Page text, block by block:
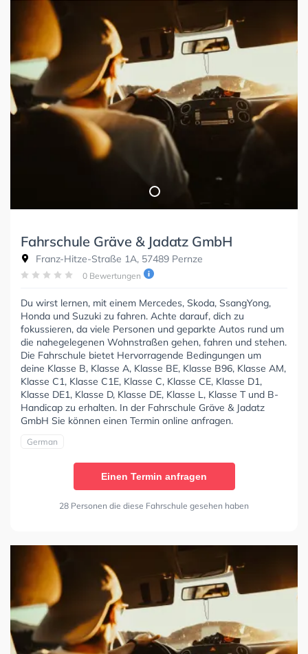
Fahrschule Gräve & Jadatz GmbH
Franz-Hitze-Straße 1A, 57489 Pernze
0 Bewertungen
Du wirst lernen, mit einem Mercedes, Skoda, SsangYong,
Honda und Suzuki zu fahren. Achte darauf, dich zu
fokussieren, da viele Personen und geparkte Autos rund um
die nahegelegenen Wohnstraßen gehen, fahren und stehen.
Die Fahrschule bietet Hervorragende Bedingungen um
deine Klasse B, Klasse A, Klasse BE, Klasse B96, Klasse AM,
Klasse C1, Klasse C1E, Klasse C, Klasse CE, Klasse D1,
Klasse DE1, Klasse D, Klasse DE, Klasse L, Klasse T und B-
Handicap zu erhalten. In der Fahrschule Gräve & Jadatz
GmbH Sie können einen Termin online anfragen.
German
Einen Termin anfragen
28 Personen die diese Fahrschule gesehen haben